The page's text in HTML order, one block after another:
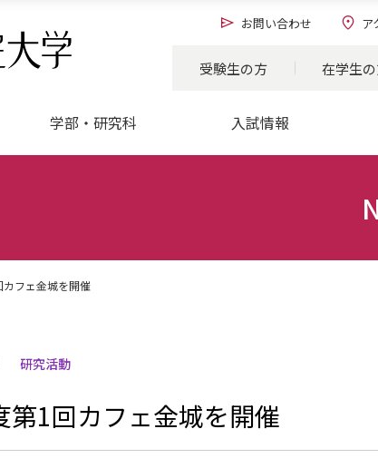
お問い合わせ ア
受験生の方 在学生
学部・研究科 入試情報
フェ金城を開催
研究活動
第1回カフェ金城を開催